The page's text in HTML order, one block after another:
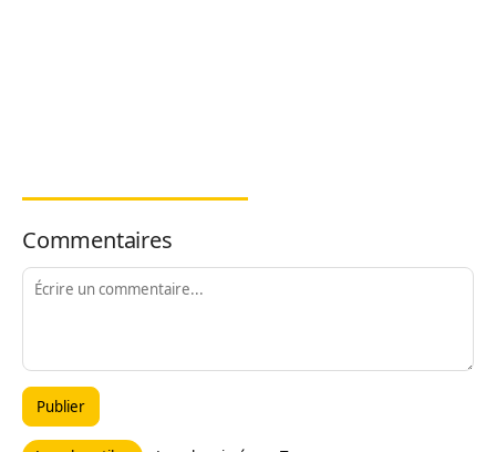
Commentaires
Publier